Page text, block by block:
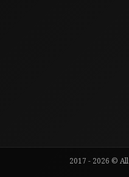
2017 - 2026 ©